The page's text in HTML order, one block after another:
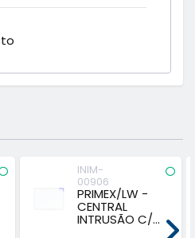
INIM-
00906
PRIMEX/LW -
CENTRAL
INTRUSÃO C/...